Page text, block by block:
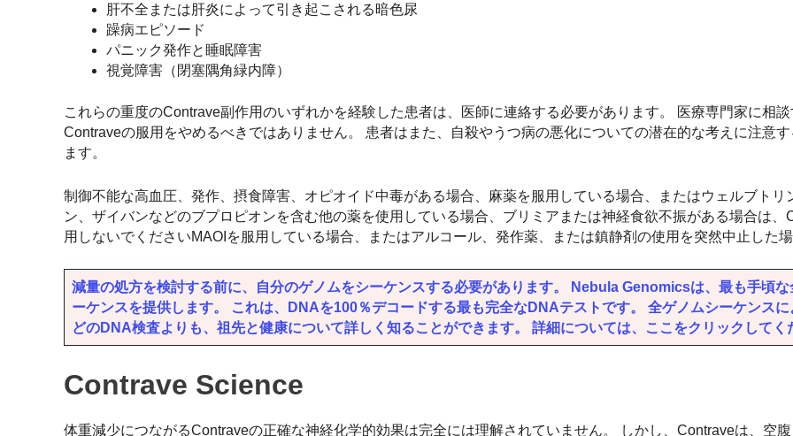
肝不全または肝炎によって引き起こされる暗色尿
躁病エピソード
パニック発作と睡眠障害
視覚障害（閉塞隅角緑内障）
これらの重度のContrave副作用のいずれかを経験した患者は、医師に連絡する必要があります。 医療専門家に相談
Contraveの服用をやめるべきではありません。 患者はまた、自殺やうつ病の悪化についての潜在的な考えに注意す
ます。
制御不能な高血圧、発作、摂食障害、オピオイド中毒がある場合、麻薬を服用している場合、またはウェルブトリ
ン、ザイバンなどのブプロピオンを含む他の薬を使用している場合、ブリミアまたは神経食欲不振がある場合は、
用しないでくださいMAOIを服用している場合、またはアルコール、発作薬、または鎮静剤の使用を突然中止した場
減量の処方を検討する前に、自分のゲノムをシーケンスする必要があります。 Nebula Genomicsは、最も手頃な
ーケンスを提供します。 これは、DNAを100％デコードする最も完全なDNAテストです。 全ゲノムシーケンス
どのDNA検査よりも、祖先と健康について詳しく知ることができます。 詳細については、ここをクリックしてく
Contrave Science
体重減少につながるContraveの正確な神経化学的効果は完全には理解されていません。 しかし、Contraveは、空